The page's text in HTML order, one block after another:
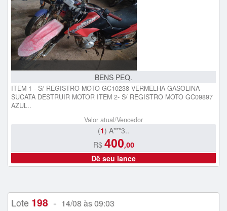
BENS PEQ.
ITEM 1 - S/ REGISTRO MOTO GC10238 VERMELHA GASOLINA
SUCATA DESTRUIR MOTOR ITEM 2- S/ REGISTRO MOTO GC09897
AZUL..
Valor atual/Vencedor
(1) A***3..
R$ 400,00
Dê seu lance
Lote 198 - 14/08 às 09:03